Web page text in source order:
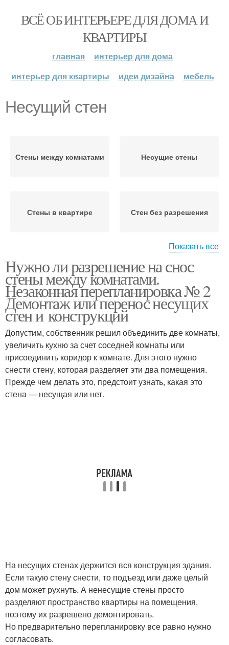
ВСЁ ОБ ИНТЕРЬЕРЕ ДЛЯ ДОМА И
КВАРТИРЫ
главная
интерьер для дома
интерьер для квартиры
идеи дизайна мебель
Несущий стен
Стены между комнатами Несущие стены
Стены в квартире Стен без разрешения
Стен в квартире
домах
Стены в панельных
домах
Стен в панельном доме
Стены в панельном
доме
Стен при
перепланировке
Капитальные стены
Показать все
Нужно ли разрешение на снос
стены между комнатами.
Незаконная перепланировка № 2
Демонтаж или перенос несущих
стен и конструкций
Допустим, собственник решил объединить две комнаты,
увеличить кухню за счет соседней комнаты или
присоединить коридор к комнате. Для этого нужно
снести стену, которая разделяет эти два помещения.
Прежде чем делать это, предстоит узнать, какая это
стена — несущая или нет.
На несущих стенах держится вся конструкция здания.
Если такую стену снести, то подъезд или даже целый
дом может рухнуть. А ненесущие стены просто
разделяют пространство квартиры на помещения,
поэтому их разрешено демонтировать.
Но предварительно перепланировку все равно нужно
согласовать.